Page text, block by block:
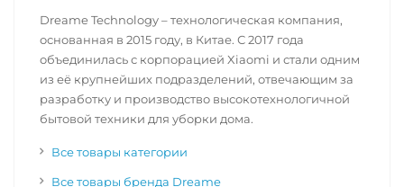
Dreame Technology – технологическая компания,
основанная в 2015 году, в Китае. С 2017 года
объединилась с корпорацией Xiaomi и стали одним
из её крупнейших подразделений, отвечающим за
разработку и производство высокотехнологичной
бытовой техники для уборки дома.
Все товары категории
Все товары бренда Dreame